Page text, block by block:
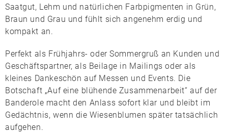
Saatgut, Lehm und natürlichen Farbpigmenten in Grün,
Braun und Grau und fühlt sich angenehm erdig und
kompakt an.
Perfekt als Frühjahrs- oder Sommergruß an Kunden und
Geschäftspartner, als Beilage in Mailings oder als
kleines Dankeschön auf Messen und Events. Die
Botschaft „Auf eine blühende Zusammenarbeit“ auf der
Banderole macht den Anlass sofort klar und bleibt im
Gedächtnis, wenn die Wiesenblumen später tatsächlich
aufgehen.